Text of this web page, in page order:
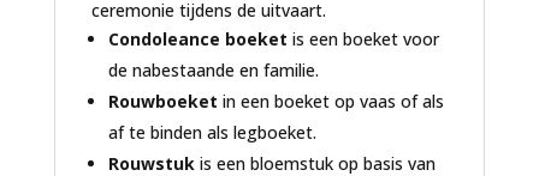
ceremonie tijdens de uitvaart.
Condoleance boeket is een boeket voor
de nabestaande en familie.
Rouwboeket in een boeket op vaas of als
af te binden als legboeket.
Rouwstukis een bloemstuk op basis van